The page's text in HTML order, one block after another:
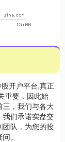
开户平台,真正
重要，因此始
，我们与各大
们承诺实盘交
团队，为您的投
。